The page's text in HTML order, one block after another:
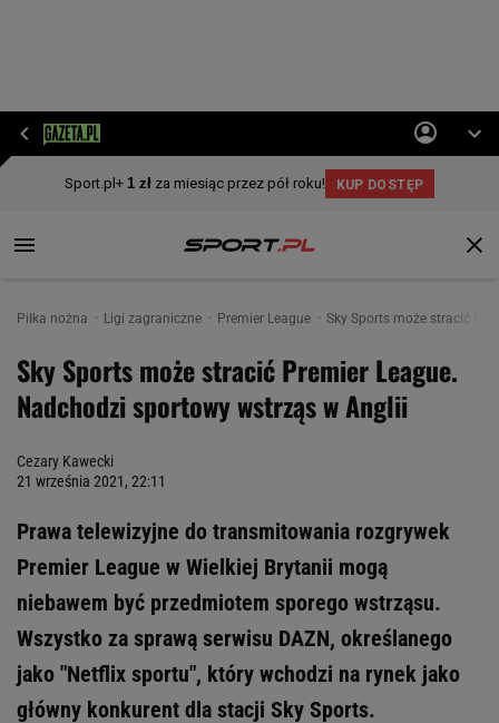
Piłka nożna Ligi zagraniczne Premier League Sky Sports może stracić
Sky Sports może stracić Premier League.
Nadchodzi sportowy wstrząs w Anglii
Cezary Kawecki
21 września 2021, 22:11
Prawa telewizyjne do transmitowania rozgrywek
Premier League w Wielkiej Brytanii mogą
niebawem być przedmiotem sporego wstrząsu.
Wszystko za sprawą serwisu DAZN, określanego
jako "Netflix sportu", który wchodzi na rynek jako
główny konkurent dla stacji Sky Sports.